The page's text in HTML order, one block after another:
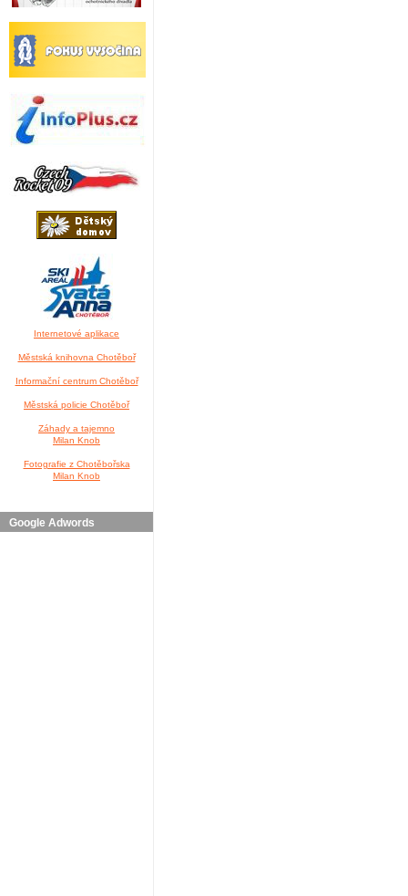
Internetové aplikace
Městská knihovna Chotěboř
Informační centrum Chotěboř
Městská policie Chotěboř
Záhady a tajemno
Milan Knob
Fotografie z Chotěbořska
Milan Knob
Google Adwords